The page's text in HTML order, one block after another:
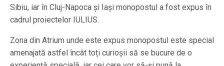
Sibiu, iar în Cluj-Napoca și Iași monopostul a fost expus în
cadrul proiectelor IULIUS.
Zona din Atrium unde este expus monopostul este special
amenajată astfel încât toți curioșii să se bucure de o